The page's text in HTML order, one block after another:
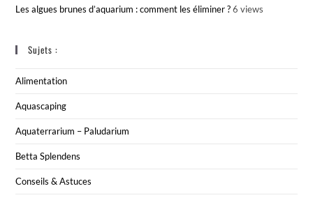
Les algues brunes d’aquarium : comment les éliminer ? 6 views
Sujets :
Alimentation
Aquascaping
Aquaterrarium – Paludarium
Betta Splendens
Conseils & Astuces